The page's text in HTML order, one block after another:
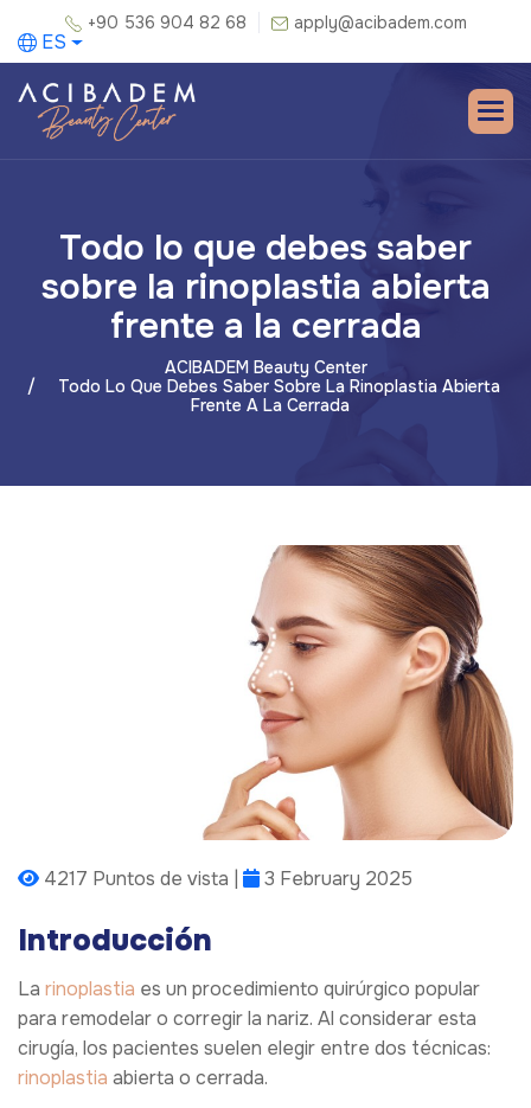
+90 536 904 82 68 apply@acibadem.com
ES
Todo lo que debes saber
sobre la rinoplastia abierta
frente a la cerrada
ACIBADEM Beauty Center
Todo Lo Que Debes Saber Sobre La Rinoplastia Abierta
Frente A La Cerrada
4217 Puntos de vista | 3 February 2025
Introducción
La rinoplastia es un procedimiento quirúrgico popular
para remodelar o corregir la nariz. Al considerar esta
cirugía, los pacientes suelen elegir entre dos técnicas:
rinoplastia abierta o cerrada.